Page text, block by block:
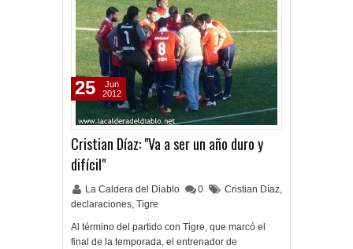
Cristian Díaz: "Va a ser un año duro y
difícil"
La Caldera del Diablo 0 Cristian Díaz,
declaraciones, Tigre
Al término del partido con Tigre, que marcó el
final de la temporada, el entrenador de
25
Jun
2012